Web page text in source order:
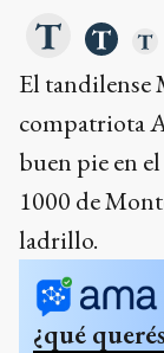
El tandilense
compatriota
buen pie en
1000 de
ladrillo.
¿qué